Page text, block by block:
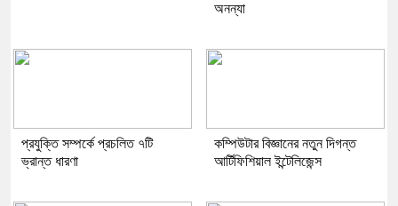
অনন্যা
প্রযুক্তি সম্পর্কে প্রচলিত ৭টি
ভ্রান্ত ধারণা
কম্পিউটার বিজ্ঞানের নতুন দিগন্ত
আর্টিফিশিয়াল ইন্টেলিজেন্স